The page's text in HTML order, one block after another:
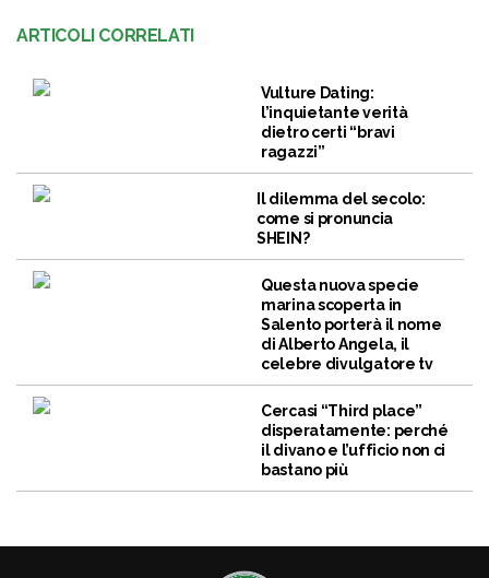
ARTICOLI CORRELATI
Vulture Dating:
l’inquietante verità
dietro certi “bravi
ragazzi”
Il dilemma del secolo:
come si pronuncia
SHEIN?
Questa nuova specie
marina scoperta in
Salento porterà il nome
di Alberto Angela, il
celebre divulgatore tv
Cercasi “Third place”
disperatamente: perché
il divano e l’ufficio non ci
bastano più